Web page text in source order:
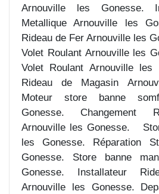
Arnouville les Gonesse.
Metallique Arnouville les
Rideau de Fer Arnouville les
Volet Roulant Arnouville les
Volet Roulant Arnouville les
Rideau de Magasin
Moteur store banne
Gonesse. Changement
Arnouville les Gonesse.
les Gonesse. Réparation
Gonesse. Store banne
Gonesse. Installateur
Arnouville les Gonesse.